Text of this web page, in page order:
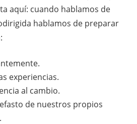
aquí: cuando hablamos de
hablamos de preparar
experiencias.
al cambio.
de nuestros propios